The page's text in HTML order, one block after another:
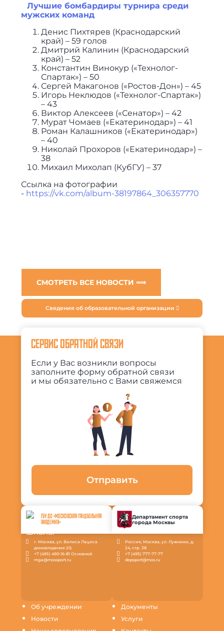
Лучшие бомбардиры турнира среди
мужских команд
Денис Пихтярев (Краснодарский
край) – 59 голов
Дмитрий Калинин (Краснодарский
край) – 52
Константин Винокур («Технолог-
Спартак») – 50
Сергей Макагонов («Ростов-Дон») – 45
Игорь Неклюдов («Технолог-Спартак»)
– 43
Виктор Алексеев («Сенатор») – 42
Мурат Чомаев («Екатеринодар») – 41
Роман Калашников («Екатеринодар»)
– 40
Николай Прохоров («Екатеринодар») –
38
Михаил Михолап (КубГУ) – 37
Ссылка на фотографии
- https://vk.com/album-38197864_306357770
СМОТРЕТЬ ВСЕ НОВОСТИ ⟹
Сведения об образовательной организации
Об учреждении
Новости
Документы
Услуги
СЕРВИС ОБРАТНОЙ СВЯЗИ
Если у Вас возникли вопросы
заполните форму обратной связи
и мы обязательно с Вами свяжемся
Отправить
ГБУ ДО «МОСКОВСКАЯ ГАНДБОЛЬНАЯ
АКАДЕМИЯ»
г. Москва, ул. Вилиса Лациса
домовладение 20;
+7 (495) 490-16-81 Основной
mga@mossport.ru
Департамент спорта
города Москвы
Россия, Москва, ул. Лужники, д.
24, стр. 38
+7 (495) 777-77-77
depsport@mos.ru